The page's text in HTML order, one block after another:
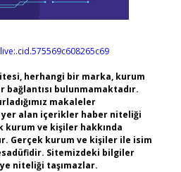
herhangi bir marka, kurum
bağlantısı bulunmamaktadır.
makaleler
yer alan içerikler haber niteliği
kurum ve kişiler hakkında
Gerçek kurum ve kişiler ile isim
Sitemizdeki bilgiler
niteliği taşımazlar.